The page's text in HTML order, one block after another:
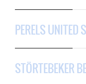
PERELS UNITED
STÖRTEBEKER